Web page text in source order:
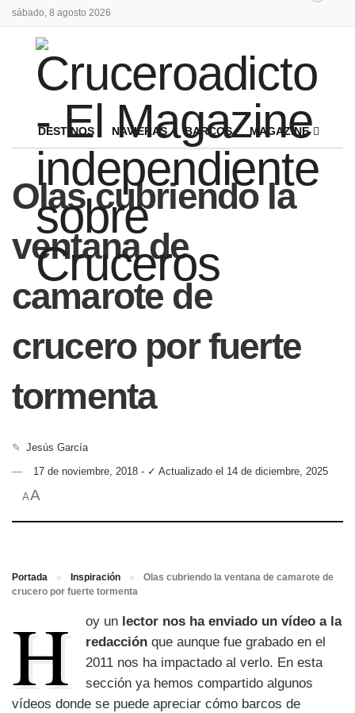
sábado, 8 agosto 2026
DESTINOS NAVIERAS BARCOS MAGAZINE
Olas cubriendo la
ventana de
camarote de
crucero por fuerte
tormenta
✎ Jesús García
17 de noviembre, 2018 - ✓ Actualizado el 14 de diciembre, 2025
AA
Portada » Inspiración »
Olas cubriendo la ventana de camarote de
crucero por fuerte tormenta
H oy un lector nos ha enviado un vídeo a la
redacción que aunque fue grabado en el
2011 nos ha impactado al verlo. En esta
sección ya hemos compartido algunos
vídeos donde se puede apreciar cómo barcos de